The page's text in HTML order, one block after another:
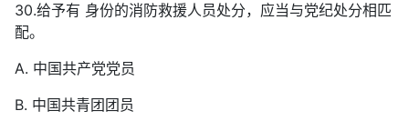
30.给予有 身份的消防救援人员处分，应当与党纪处分相匹
配。
A. 中国共产党党员
B. 中国共青团团员